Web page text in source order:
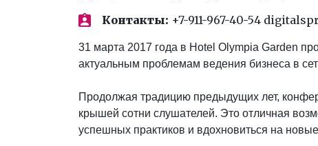
Контакты: +7-911-967-40-54
31 марта 2017 года в Hotel Olympia Garden
актуальным проблемам ведения бизнеса в
Продолжая традицию предыдущих лет,
крышей сотни слушателей. Это отличная
успешных практиков и вдохновиться на